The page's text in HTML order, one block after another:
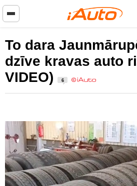
To dara
dzīve kravas auto
VIDEO)
6